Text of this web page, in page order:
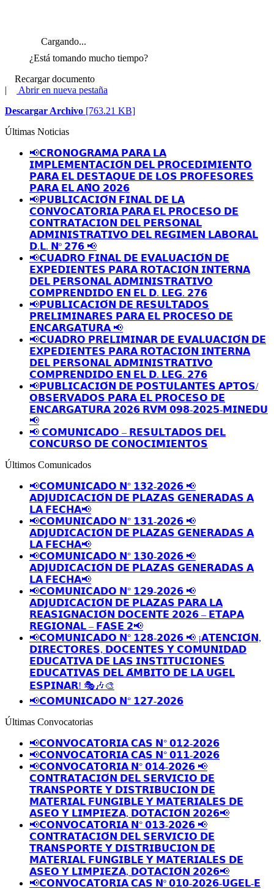
Cargando...
¿Está tomando mucho tiempo?
Recargar documento
|
Abrir en nueva pestaña
Descargar Archivo [763.21 KB]
Últimas Noticias
📢𝗖𝗥𝗢𝗡𝗢𝗚𝗥𝗔𝗠𝗔 𝗣𝗔𝗥𝗔 𝗟𝗔
𝗜𝗠𝗣𝗟𝗘𝗠𝗘𝗡𝗧𝗔𝗖𝗜𝗢́𝗡 𝗗𝗘𝗟 𝗣𝗥𝗢𝗖𝗘𝗗𝗜𝗠𝗜𝗘𝗡𝗧𝗢
𝗣𝗔𝗥𝗔 𝗘𝗟 𝗗𝗘𝗦𝗧𝗔𝗤𝗨𝗘 𝗗𝗘 𝗟𝗢𝗦 𝗣𝗥𝗢𝗙𝗘𝗦𝗢𝗥𝗘𝗦
𝗣𝗔𝗥𝗔 𝗘𝗟 𝗔𝗡̃𝗢 𝟮𝟬𝟮𝟲
📢𝗣𝗨𝗕𝗟𝗜𝗖𝗔𝗖𝗜𝗢́𝗡 𝗙𝗜𝗡𝗔𝗟 𝗗𝗘 𝗟𝗔
𝗖𝗢𝗡𝗩𝗢𝗖𝗔𝗧𝗢𝗥𝗜𝗔 𝗣𝗔𝗥𝗔 𝗘𝗟 𝗣𝗥𝗢𝗖𝗘𝗦𝗢 𝗗𝗘
𝗖𝗢𝗡𝗧𝗥𝗔𝗧𝗔𝗖𝗜𝗢𝗡 𝗗𝗘𝗟 𝗣𝗘𝗥𝗦𝗢𝗡𝗔𝗟
𝗔𝗗𝗠𝗜𝗡𝗜𝗦𝗧𝗥𝗔𝗧𝗜𝗩𝗢 𝗗𝗘𝗟 𝗥𝗘𝗚𝗜𝗠𝗘𝗡 𝗟𝗔𝗕𝗢𝗥𝗔𝗟
𝗗.𝗟. 𝗡º 𝟮𝟳𝟲 📢
📢𝗖𝗨𝗔𝗗𝗥𝗢 𝗙𝗜𝗡𝗔𝗟 𝗗𝗘 𝗘𝗩𝗔𝗟𝗨𝗔𝗖𝗜𝗢́𝗡 𝗗𝗘
𝗘𝗫𝗣𝗘𝗗𝗜𝗘𝗡𝗧𝗘𝗦 𝗣𝗔𝗥𝗔 𝗥𝗢𝗧𝗔𝗖𝗜𝗢́𝗡 𝗜𝗡𝗧𝗘𝗥𝗡𝗔
𝗗𝗘𝗟 𝗣𝗘𝗥𝗦𝗢𝗡𝗔𝗟 𝗔𝗗𝗠𝗜𝗡𝗜𝗦𝗧𝗥𝗔𝗧𝗜𝗩𝗢
𝗖𝗢𝗠𝗣𝗥𝗘𝗡𝗗𝗜𝗗𝗢 𝗘𝗡 𝗘𝗟 𝗗. 𝗟𝗘𝗚. 𝟮𝟳𝟲
📢𝗣𝗨𝗕𝗟𝗜𝗖𝗔𝗖𝗜𝗢́𝗡 𝗗𝗘 𝗥𝗘𝗦𝗨𝗟𝗧𝗔𝗗𝗢𝗦
𝗣𝗥𝗘𝗟𝗜𝗠𝗜𝗡𝗔𝗥𝗘𝗦 𝗣𝗔𝗥𝗔 𝗘𝗟 𝗣𝗥𝗢𝗖𝗘𝗦𝗢 𝗗𝗘
𝗘𝗡𝗖𝗔𝗥𝗚𝗔𝗧𝗨𝗥𝗔 📢
📢𝗖𝗨𝗔𝗗𝗥𝗢 𝗣𝗥𝗘𝗟𝗜𝗠𝗜𝗡𝗔𝗥 𝗗𝗘 𝗘𝗩𝗔𝗟𝗨𝗔𝗖𝗜𝗢́𝗡 𝗗𝗘
𝗘𝗫𝗣𝗘𝗗𝗜𝗘𝗡𝗧𝗘𝗦 𝗣𝗔𝗥𝗔 𝗥𝗢𝗧𝗔𝗖𝗜𝗢́𝗡 𝗜𝗡𝗧𝗘𝗥𝗡𝗔
𝗗𝗘𝗟 𝗣𝗘𝗥𝗦𝗢𝗡𝗔𝗟 𝗔𝗗𝗠𝗜𝗡𝗜𝗦𝗧𝗥𝗔𝗧𝗜𝗩𝗢
𝗖𝗢𝗠𝗣𝗥𝗘𝗡𝗗𝗜𝗗𝗢 𝗘𝗡 𝗘𝗟 𝗗. 𝗟𝗘𝗚. 𝟮𝟳𝟲
📢𝗣𝗨𝗕𝗟𝗜𝗖𝗔𝗖𝗜𝗢́𝗡 𝗗𝗘 𝗣𝗢𝗦𝗧𝗨𝗟𝗔𝗡𝗧𝗘𝗦 𝗔𝗣𝗧𝗢𝗦/
𝗢𝗕𝗦𝗘𝗥𝗩𝗔𝗗𝗢𝗦 𝗣𝗔𝗥𝗔 𝗘𝗟 𝗣𝗥𝗢𝗖𝗘𝗦𝗢 𝗗𝗘
𝗘𝗡𝗖𝗔𝗥𝗚𝗔𝗧𝗨𝗥𝗔 𝟮𝟬𝟮𝟲 𝗥𝗩𝗠 𝟬𝟵𝟴-𝟮𝟬𝟮𝟱-𝗠𝗜𝗡𝗘𝗗𝗨
📢
📢 𝗖𝗢𝗠𝗨𝗡𝗜𝗖𝗔𝗗𝗢 – 𝗥𝗘𝗦𝗨𝗟𝗧𝗔𝗗𝗢𝗦 𝗗𝗘𝗟
𝗖𝗢𝗡𝗖𝗨𝗥𝗦𝗢 𝗗𝗘 𝗖𝗢𝗡𝗢𝗖𝗜𝗠𝗜𝗘𝗡𝗧𝗢𝗦
Últimos Comunicados
📢𝗖𝗢𝗠𝗨𝗡𝗜𝗖𝗔𝗗𝗢 𝗡° 𝟭𝟯𝟮-𝟮𝟬𝟮𝟲 📢
𝗔𝗗𝗝𝗨𝗗𝗜𝗖𝗔𝗖𝗜𝗢́𝗡 𝗗𝗘 𝗣𝗟𝗔𝗭𝗔𝗦 𝗚𝗘𝗡𝗘𝗥𝗔𝗗𝗔𝗦 𝗔
𝗟𝗔 𝗙𝗘𝗖𝗛𝗔📢
📢𝗖𝗢𝗠𝗨𝗡𝗜𝗖𝗔𝗗𝗢 𝗡° 𝟭𝟯𝟭-𝟮𝟬𝟮𝟲 📢
𝗔𝗗𝗝𝗨𝗗𝗜𝗖𝗔𝗖𝗜𝗢́𝗡 𝗗𝗘 𝗣𝗟𝗔𝗭𝗔𝗦 𝗚𝗘𝗡𝗘𝗥𝗔𝗗𝗔𝗦 𝗔
𝗟𝗔 𝗙𝗘𝗖𝗛𝗔📢
📢𝗖𝗢𝗠𝗨𝗡𝗜𝗖𝗔𝗗𝗢 𝗡° 𝟭𝟯𝟬-𝟮𝟬𝟮𝟲 📢
𝗔𝗗𝗝𝗨𝗗𝗜𝗖𝗔𝗖𝗜𝗢́𝗡 𝗗𝗘 𝗣𝗟𝗔𝗭𝗔𝗦 𝗚𝗘𝗡𝗘𝗥𝗔𝗗𝗔𝗦 𝗔
𝗟𝗔 𝗙𝗘𝗖𝗛𝗔📢
📢𝗖𝗢𝗠𝗨𝗡𝗜𝗖𝗔𝗗𝗢 𝗡° 𝟭𝟮𝟵-𝟮𝟬𝟮𝟲 📢
𝗔𝗗𝗝𝗨𝗗𝗜𝗖𝗔𝗖𝗜𝗢́𝗡 𝗗𝗘 𝗣𝗟𝗔𝗭𝗔𝗦 𝗣𝗔𝗥𝗔 𝗟𝗔
𝗥𝗘𝗔𝗦𝗜𝗚𝗡𝗔𝗖𝗜𝗢́𝗡 𝗗𝗢𝗖𝗘𝗡𝗧𝗘 𝟮𝟬𝟮𝟲 – 𝗘𝗧𝗔𝗣𝗔
𝗥𝗘𝗚𝗜𝗢𝗡𝗔𝗟 – 𝗙𝗔𝗦𝗘 𝟮📢
📢𝗖𝗢𝗠𝗨𝗡𝗜𝗖𝗔𝗗𝗢 𝗡° 𝟭𝟮𝟴-𝟮𝟬𝟮𝟲 📢 ¡𝗔𝗧𝗘𝗡𝗖𝗜𝗢́𝗡,
𝗗𝗜𝗥𝗘𝗖𝗧𝗢𝗥𝗘𝗦, 𝗗𝗢𝗖𝗘𝗡𝗧𝗘𝗦 𝗬 𝗖𝗢𝗠𝗨𝗡𝗜𝗗𝗔𝗗
𝗘𝗗𝗨𝗖𝗔𝗧𝗜𝗩𝗔 𝗗𝗘 𝗟𝗔𝗦 𝗜𝗡𝗦𝗧𝗜𝗧𝗨𝗖𝗜𝗢𝗡𝗘𝗦
𝗘𝗗𝗨𝗖𝗔𝗧𝗜𝗩𝗔𝗦 𝗗𝗘𝗟 𝗔́𝗠𝗕𝗜𝗧𝗢 𝗗𝗘 𝗟𝗔 𝗨𝗚𝗘𝗟
𝗘𝗦𝗣𝗜𝗡𝗔𝗥! 🎭🎶🎨
📢𝗖𝗢𝗠𝗨𝗡𝗜𝗖𝗔𝗗𝗢 𝗡° 𝟭𝟮𝟳-𝟮𝟬𝟮𝟲
Últimas Convocatorias
📢𝗖𝗢𝗡𝗩𝗢𝗖𝗔𝗧𝗢𝗥𝗜𝗔 𝗖𝗔𝗦 𝗡° 𝟬𝟭𝟮-𝟮𝟬𝟮𝟲
📢𝗖𝗢𝗡𝗩𝗢𝗖𝗔𝗧𝗢𝗥𝗜𝗔 𝗖𝗔𝗦 𝗡° 𝟬𝟭𝟭-𝟮𝟬𝟮𝟲
📢𝗖𝗢𝗡𝗩𝗢𝗖𝗔𝗧𝗢𝗥𝗜𝗔 𝗡° 𝟬𝟭𝟰-𝟮𝟬𝟮𝟲 📢
𝗖𝗢𝗡𝗧𝗥𝗔𝗧𝗔𝗖𝗜𝗢́𝗡 𝗗𝗘𝗟 𝗦𝗘𝗥𝗩𝗜𝗖𝗜𝗢 𝗗𝗘
𝗧𝗥𝗔𝗡𝗦𝗣𝗢𝗥𝗧𝗘 𝗬 𝗗𝗜𝗦𝗧𝗥𝗜𝗕𝗨𝗖𝗜𝗢𝗡 𝗗𝗘
𝗠𝗔𝗧𝗘𝗥𝗜𝗔𝗟 𝗙𝗨𝗡𝗚𝗜𝗕𝗟𝗘 𝗬 𝗠𝗔𝗧𝗘𝗥𝗜𝗔𝗟𝗘𝗦 𝗗𝗘
𝗔𝗦𝗘𝗢 𝗬 𝗟𝗜𝗠𝗣𝗜𝗘𝗭𝗔, 𝗗𝗢𝗧𝗔𝗖𝗜𝗢́𝗡 𝟮𝟬𝟮𝟲📢
📢𝗖𝗢𝗡𝗩𝗢𝗖𝗔𝗧𝗢𝗥𝗜𝗔 𝗡° 𝟬𝟭𝟯-𝟮𝟬𝟮𝟲 📢
𝗖𝗢𝗡𝗧𝗥𝗔𝗧𝗔𝗖𝗜𝗢́𝗡 𝗗𝗘𝗟 𝗦𝗘𝗥𝗩𝗜𝗖𝗜𝗢 𝗗𝗘
𝗧𝗥𝗔𝗡𝗦𝗣𝗢𝗥𝗧𝗘 𝗬 𝗗𝗜𝗦𝗧𝗥𝗜𝗕𝗨𝗖𝗜𝗢𝗡 𝗗𝗘
𝗠𝗔𝗧𝗘𝗥𝗜𝗔𝗟 𝗙𝗨𝗡𝗚𝗜𝗕𝗟𝗘 𝗬 𝗠𝗔𝗧𝗘𝗥𝗜𝗔𝗟𝗘𝗦 𝗗𝗘
𝗔𝗦𝗘𝗢 𝗬 𝗟𝗜𝗠𝗣𝗜𝗘𝗭𝗔, 𝗗𝗢𝗧𝗔𝗖𝗜𝗢́𝗡 𝟮𝟬𝟮𝟲📢
📢𝗖𝗢𝗡𝗩𝗢𝗖𝗔𝗧𝗢𝗥𝗜𝗔 𝗖𝗔𝗦 𝗡º 𝟬𝟭𝟬-𝟮𝟬𝟮𝟲-𝗨𝗚𝗘𝗟-𝗘